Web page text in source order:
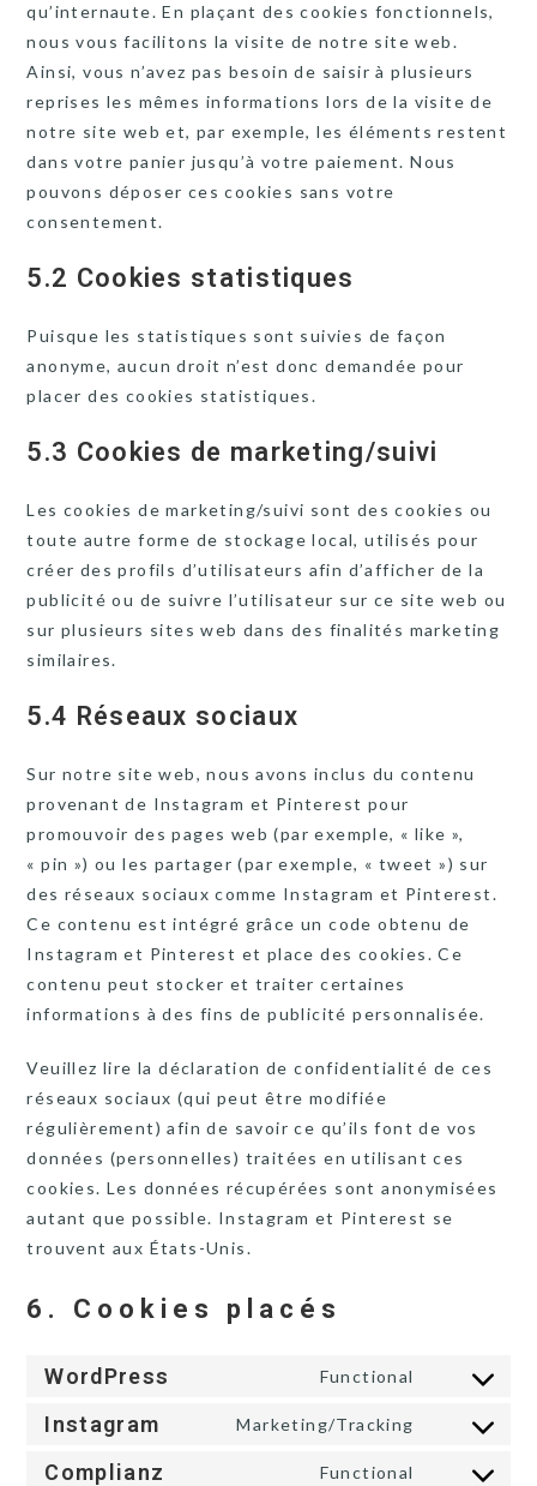
qu’internaute. En plaçant des cookies fonctionnels,
nous vous facilitons la visite de notre site web.
Ainsi, vous n’avez pas besoin de saisir à plusieurs
reprises les mêmes informations lors de la visite de
notre site web et, par exemple, les éléments restent
dans votre panier jusqu’à votre paiement. Nous
pouvons déposer ces cookies sans votre
consentement.
5.2 Cookies statistiques
Puisque les statistiques sont suivies de façon
anonyme, aucun droit n’est donc demandée pour
placer des cookies statistiques.
5.3 Cookies de marketing/suivi
Les cookies de marketing/suivi sont des cookies ou
toute autre forme de stockage local, utilisés pour
créer des profils d’utilisateurs afin d’afficher de la
publicité ou de suivre l’utilisateur sur ce site web ou
sur plusieurs sites web dans des finalités marketing
similaires.
5.4 Réseaux sociaux
Sur notre site web, nous avons inclus du contenu
provenant de Instagram et Pinterest pour
promouvoir des pages web (par exemple, « like »,
« pin ») ou les partager (par exemple, « tweet ») sur
des réseaux sociaux comme Instagram et Pinterest.
Ce contenu est intégré grâce un code obtenu de
Instagram et Pinterest et place des cookies. Ce
contenu peut stocker et traiter certaines
informations à des fins de publicité personnalisée.
Veuillez lire la déclaration de confidentialité de ces
réseaux sociaux (qui peut être modifiée
régulièrement) afin de savoir ce qu’ils font de vos
données (personnelles) traitées en utilisant ces
cookies. Les données récupérées sont anonymisées
autant que possible. Instagram et Pinterest se
trouvent aux États-Unis.
6. Cookies placés
WordPress Functional
Consent
wordpress
Instagram Marketing/Tracking
Consent
Complianz Functional